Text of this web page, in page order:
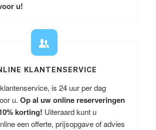
u!
KLANTENSERVICE
is 24 uur per dag
u. Op al uw online reserveringen
korting! Uiteraard kunt u
een offerte, prijsopgave of advies